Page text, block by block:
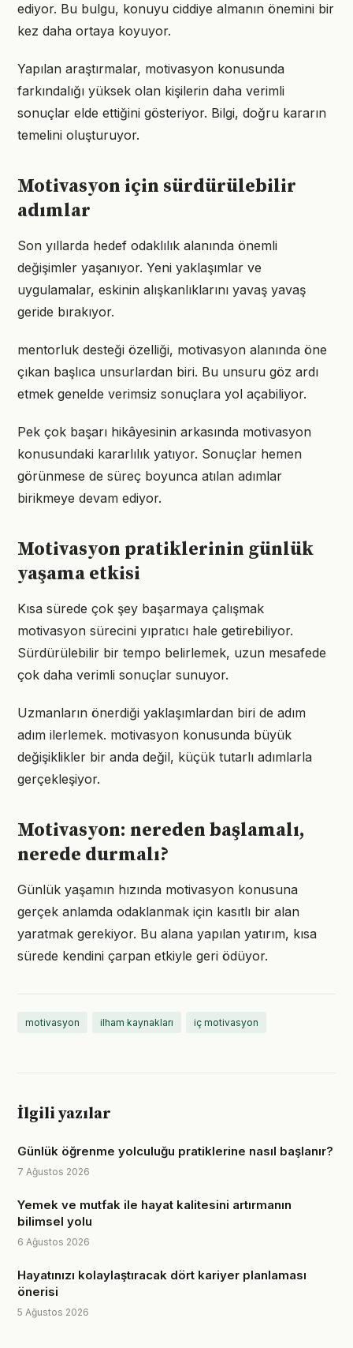
ediyor. Bu bulgu, konuyu ciddiye almanın önemini bir
kez daha ortaya koyuyor.
Yapılan araştırmalar, motivasyon konusunda
farkındalığı yüksek olan kişilerin daha verimli
sonuçlar elde ettiğini gösteriyor. Bilgi, doğru kararın
temelini oluşturuyor.
Motivasyon için sürdürülebilir
adımlar
Son yıllarda hedef odaklılık alanında önemli
değişimler yaşanıyor. Yeni yaklaşımlar ve
uygulamalar, eskinin alışkanlıklarını yavaş yavaş
geride bırakıyor.
mentorluk desteği özelliği, motivasyon alanında öne
çıkan başlıca unsurlardan biri. Bu unsuru göz ardı
etmek genelde verimsiz sonuçlara yol açabiliyor.
Pek çok başarı hikâyesinin arkasında motivasyon
konusundaki kararlılık yatıyor. Sonuçlar hemen
görünmese de süreç boyunca atılan adımlar
birikmeye devam ediyor.
Motivasyon pratiklerinin günlük
yaşama etkisi
Kısa sürede çok şey başarmaya çalışmak
motivasyon sürecini yıpratıcı hale getirebiliyor.
Sürdürülebilir bir tempo belirlemek, uzun mesafede
çok daha verimli sonuçlar sunuyor.
Uzmanların önerdiği yaklaşımlardan biri de adım
adım ilerlemek. motivasyon konusunda büyük
değişiklikler bir anda değil, küçük tutarlı adımlarla
gerçekleşiyor.
Motivasyon: nereden başlamalı,
nerede durmalı?
Günlük yaşamın hızında motivasyon konusuna
gerçek anlamda odaklanmak için kasıtlı bir alan
yaratmak gerekiyor. Bu alana yapılan yatırım, kısa
sürede kendini çarpan etkiyle geri ödüyor.
motivasyon ilham kaynakları iç motivasyon
İlgili yazılar
Günlük öğrenme yolculuğu pratiklerine nasıl başlanır?
7 Ağustos 2026
Yemek ve mutfak ile hayat kalitesini artırmanın
bilimsel yolu
6 Ağustos 2026
Hayatınızı kolaylaştıracak dört kariyer planlaması
önerisi
5 Ağustos 2026